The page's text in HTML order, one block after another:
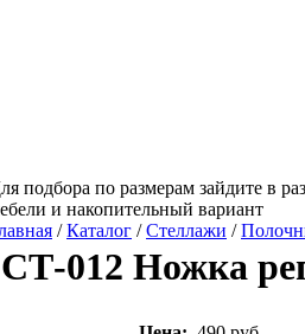
подбора по размерам зайдите в
и накопительный вариант
/Каталог /Стеллажи /
СТ-012 Ножка